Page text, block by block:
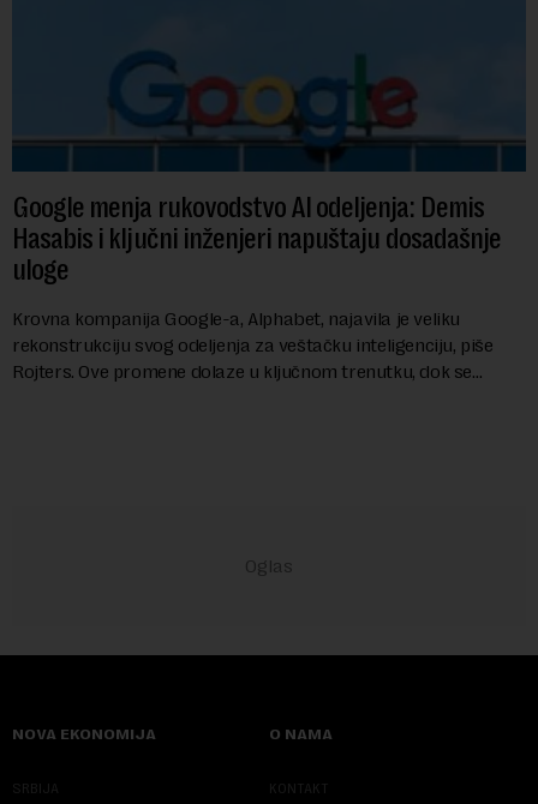
Google menja rukovodstvo AI odeljenja: Demis
Hasabis i ključni inženjeri napuštaju dosadašnje
uloge
Krovna kompanija Google-a, Alphabet, najavila je veliku
rekonstrukciju svog odeljenja za veštačku inteligenciju, piše
Rojters. Ove promene dolaze u ključnom trenutku, dok se
NOVA EKONOMIJA
SRBIJA
O NAMA
KONTAKT